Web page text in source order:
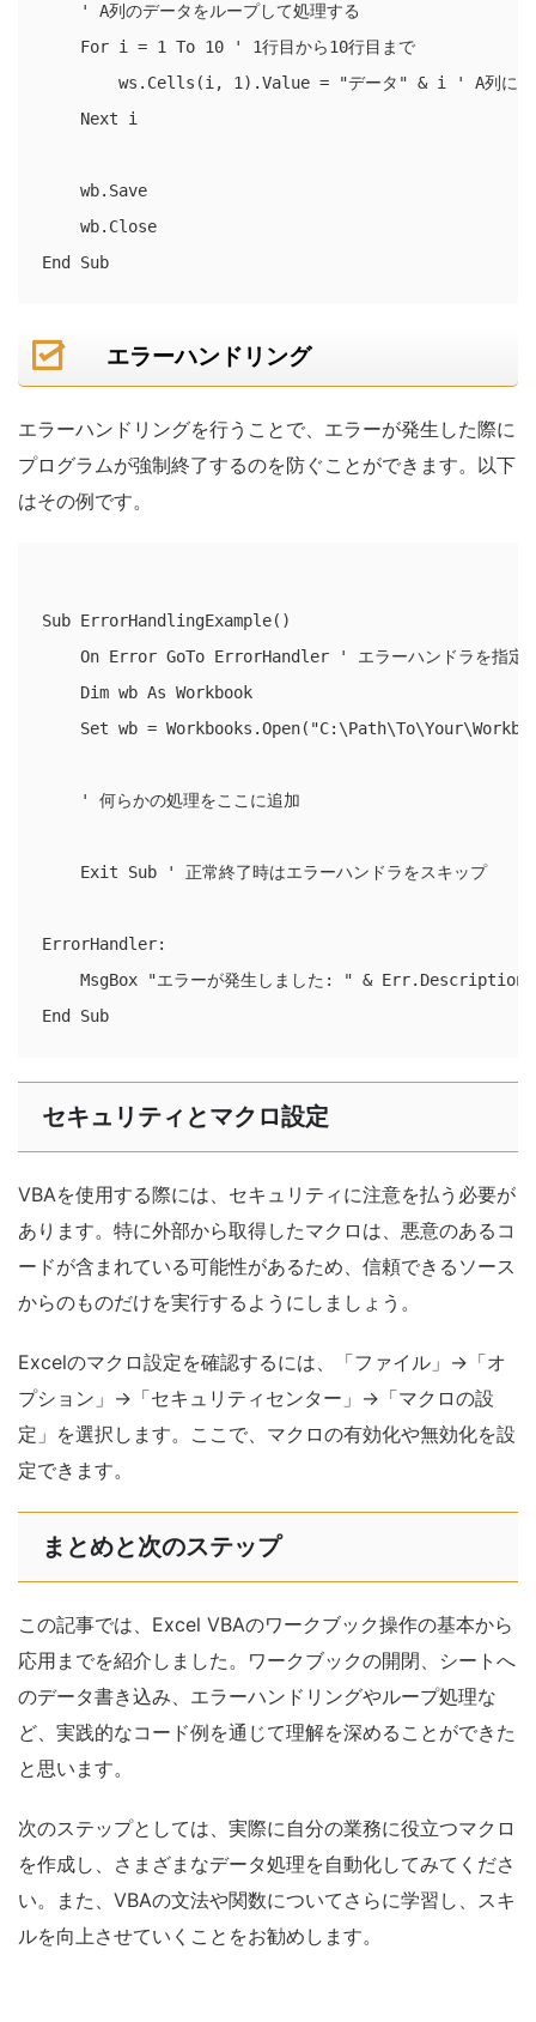
    ' A列のデータをループして処理する
    For i = 1 To 10 ' 1行目から10行目まで
ws.Cells(i, 1).Value = "データ" & i ' A列に「
    Next i
    wb.Save
    wb.Close
エラーハンドリング
エラーハンドリングを行うことで、エラーが発生した際に
プログラムが強制終了するのを防ぐことができます。以下
はその例です。
Sub ErrorHandlingExample()
    On Error GoTo ErrorHandler ' エラーハンドラを指定
    Dim wb As Workbook
Set wb =
    ' 何らかの処理をここに追加
    Exit Sub ' 正常終了時はエラーハンドラをスキップ
ErrorHandler:
MsgBox "エラーが発生しました: " & Err.Description
セキュリティとマクロ設定
VBAを使用する際には、セキュリティに注意を払う必要が
あります。特に外部から取得したマクロは、悪意のあるコ
ードが含まれている可能性があるため、信頼できるソース
からのものだけを実行するようにしましょう。
Excelのマクロ設定を確認するには、「ファイル」→「オ
プション」→「セキュリティセンター」→「マクロの設
定」を選択します。ここで、マクロの有効化や無効化を設
定できます。
まとめと次のステップ
この記事では、Excel VBAのワークブック操作の基本から
応用までを紹介しました。ワークブックの開閉、シートへ
のデータ書き込み、エラーハンドリングやループ処理な
ど、実践的なコード例を通じて理解を深めることができた
と思います。
次のステップとしては、実際に自分の業務に役立つマクロ
を作成し、さまざまなデータ処理を自動化してみてくださ
い。また、VBAの文法や関数についてさらに学習し、スキ
ルを向上させていくことをお勧めします。